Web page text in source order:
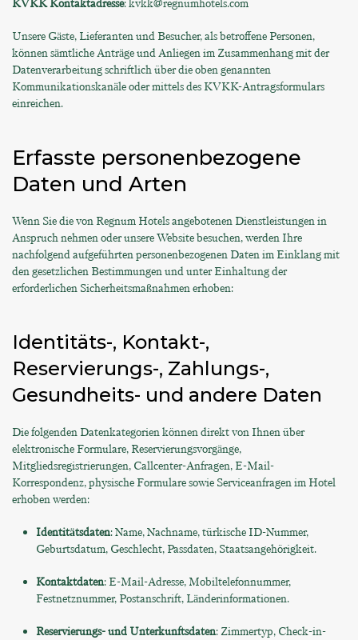
KVKK Kontaktadresse: kvkk@regnumhotels.com
Unsere Gäste, Lieferanten und Besucher, als betroffene Personen,
können sämtliche Anträge und Anliegen im Zusammenhang mit der
Datenverarbeitung schriftlich über die oben genannten
Kommunikationskanäle oder mittels des KVKK-Antragsformulars
einreichen.
Erfasste personenbezogene
Daten und Arten
Wenn Sie die von Regnum Hotels angebotenen Dienstleistungen in
Anspruch nehmen oder unsere Website besuchen, werden Ihre
nachfolgend aufgeführten personenbezogenen Daten im Einklang mit
den gesetzlichen Bestimmungen und unter Einhaltung der
erforderlichen Sicherheitsmaßnahmen erhoben:
Identitäts-, Kontakt-,
Reservierungs-, Zahlungs-,
Gesundheits- und andere Daten
Die folgenden Datenkategorien können direkt von Ihnen über
elektronische Formulare, Reservierungsvorgänge,
Mitgliedsregistrierungen, Callcenter-Anfragen, E-Mail-
Korrespondenz, physische Formulare sowie Serviceanfragen im Hotel
erhoben werden:
Identitätsdaten: Name, Nachname, türkische ID-Nummer,
Geburtsdatum, Geschlecht, Passdaten, Staatsangehörigkeit.
Kontaktdaten: E-Mail-Adresse, Mobiltelefonnummer,
Festnetznummer, Postanschrift, Länderinformationen.
Reservierungs- und Unterkunftsdaten: Zimmertyp, Check-in-